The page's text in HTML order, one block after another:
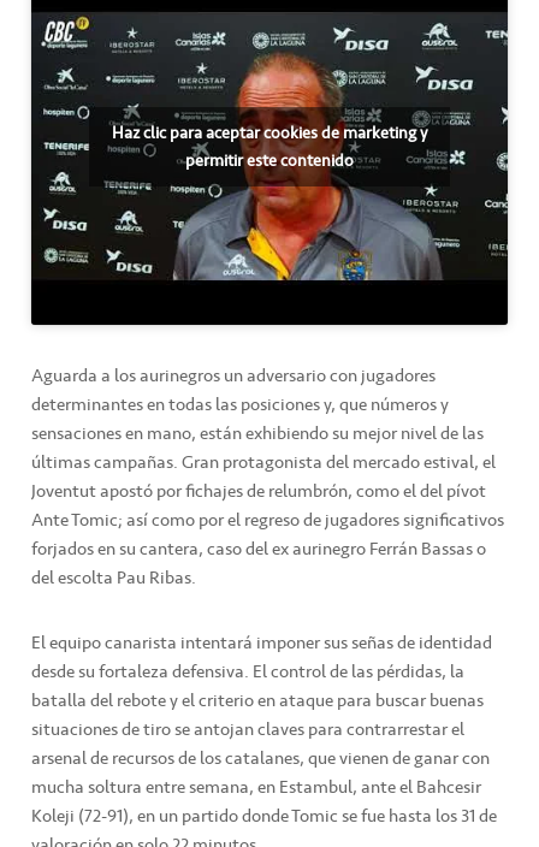
Haz clic para aceptar cookies de marketing y
permitir este contenido
Aguarda a los aurinegros un adversario con jugadores
determinantes en todas las posiciones y, que números y
sensaciones en mano, están exhibiendo su mejor nivel de las
últimas campañas. Gran protagonista del mercado estival, el
Joventut apostó por fichajes de relumbrón, como el del pívot
Ante Tomic; así como por el regreso de jugadores significativos
forjados en su cantera, caso del ex aurinegro Ferrán Bassas o
del escolta Pau Ribas.
El equipo canarista intentará imponer sus señas de identidad
desde su fortaleza defensiva. El control de las pérdidas, la
batalla del rebote y el criterio en ataque para buscar buenas
situaciones de tiro se antojan claves para contrarrestar el
arsenal de recursos de los catalanes, que vienen de ganar con
mucha soltura entre semana, en Estambul, ante el Bahcesir
Koleji (72-91), en un partido donde Tomic se fue hasta los 31 de